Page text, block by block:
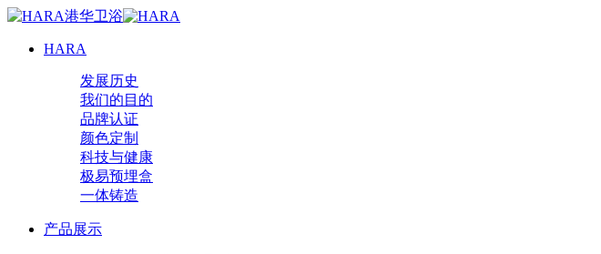
HARA
发展历史
我们的目的
品牌认证
颜色定制
科技与健康
极易预埋盒
一体铸造
产品展示